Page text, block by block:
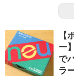
【
ー
で
ラ